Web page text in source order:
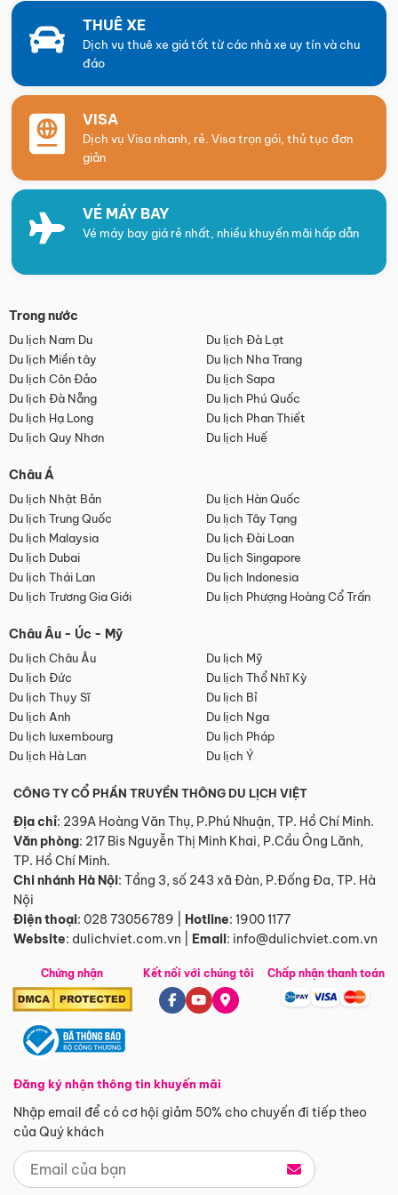
THUÊ XE
Dịch vụ thuê xe giá tốt từ các nhà xe uy tín và chu
đáo
VISA
Dịch vụ Visa nhanh, rẻ. Visa trọn gói, thủ tục đơn
giản
VÉ MÁY BAY
Vé máy bay giá rẻ nhất, nhiều khuyến mãi hấp dẫn
Trong nước
Du lịch Nam Du
Du lịch Đà Lạt
Du lịch Miền tây
Du lịch Nha Trang
Du lịch Côn Đảo
Du lịch Sapa
Du lịch Đà Nẵng
Du lịch Phú Quốc
Du lịch Hạ Long
Du lịch Phan Thiết
Du lịch Quy Nhơn
Du lịch Huế
Châu Á
Du lịch Nhật Bản
Du lịch Hàn Quốc
Du lịch Trung Quốc
Du lịch Tây Tạng
Du lịch Malaysia
Du lịch Đài Loan
Du lịch Dubai
Du lịch Singapore
Du lịch Thái Lan
Du lịch Indonesia
Du lịch Trương Gia Giới
Du lịch Phượng Hoàng Cổ Trấn
Châu Âu - Úc - Mỹ
Du lịch Châu Âu
Du lịch Mỹ
Du lịch Đức
Du lịch Thổ Nhĩ Kỳ
Du lịch Thụy Sĩ
Du lịch Bỉ
Du lịch Anh
Du lịch Nga
Du lịch luxembourg
Du lịch Pháp
Du lịch Hà Lan
Du lịch Ý
CÔNG TY CỔ PHẦN TRUYỀN THÔNG DU LỊCH VIỆT
Địa chỉ: 239A Hoàng Văn Thụ, P.Phú Nhuận, TP. Hồ Chí Minh.
Văn phòng: 217 Bis Nguyễn Thị Minh Khai, P.Cầu Ông Lãnh,
TP. Hồ Chí Minh.
Chi nhánh Hà Nội: Tầng 3, số 243 xã Đàn, P.Đống Đa, TP. Hà
Nội
Điện thoại: 028 73056789 Hotline: 1900 1177
Website: dulichviet.com.vn Email: info@dulichviet.com.vn
Chứng nhận
Đăng ký nhận thông tin khuyến mãi
Nhập email để có cơ hội giảm 50% cho chuyến đi tiếp theo
của Quý khách
Kết nối với chúng tôi Chấp nhận thanh toán